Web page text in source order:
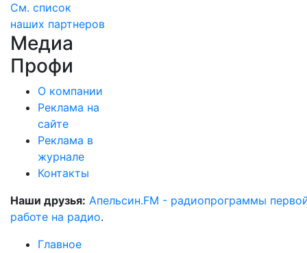
См. список
наших партнеров
Медиа
Профи
О компании
Реклама на
сайте
Реклама в
журнале
Контакты
Наши друзья: Апельсин.FM - радиопрограммы
работе на радио.
Главное